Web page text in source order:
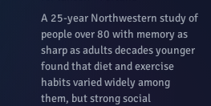
A 25-year Northwestern study of
people over 80 with memory as
sharp as adults decades younger
found that diet and exercise
habits varied widely among
them, but strong social